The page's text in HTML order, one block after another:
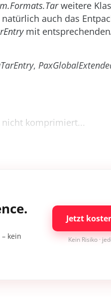
weitere
auch das
mit
,
nicht komprimiert...
kein
Jetzt
Kein Risiko ·